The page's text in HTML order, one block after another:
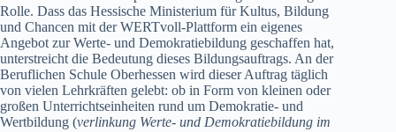
Rolle. Dass das Hessische Ministerium für Kultus, Bildung
und Chancen mit der WERTvoll-Plattform ein eigenes
Angebot zur Werte- und Demokratiebildung geschaffen hat,
unterstreicht die Bedeutung dieses Bildungsauftrags. An der
Beruflichen Schule Oberhessen wird dieser Auftrag täglich
von vielen Lehrkräften gelebt: ob in Form von kleinen oder
großen Unterrichtseinheiten rund um Demokratie- und
Wertbildung (verlinkung Werte- und Demokratiebildung im